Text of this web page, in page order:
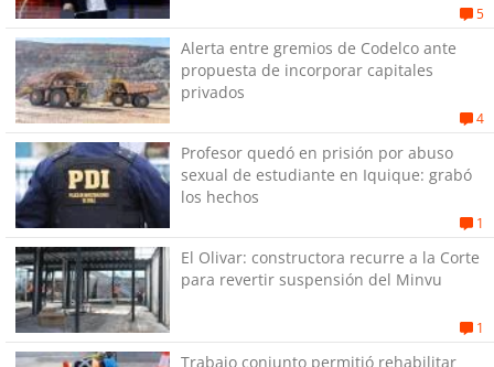
5
Alerta entre gremios de Codelco ante
propuesta de incorporar capitales
privados
4
Profesor quedó en prisión por abuso
sexual de estudiante en Iquique: grabó
los hechos
1
El Olivar: constructora recurre a la Corte
para revertir suspensión del Minvu
1
Trabajo conjunto permitió rehabilitar